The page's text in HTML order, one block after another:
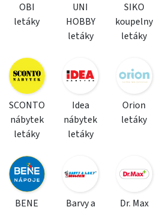
OBI
letáky
UNI
HOBBY
letáky
SIKO
koupelny
letáky
SCONTO
nábytek
letáky
Idea
nábytek
letáky
Orion
letáky
BENE
Barvy a
Dr. Max